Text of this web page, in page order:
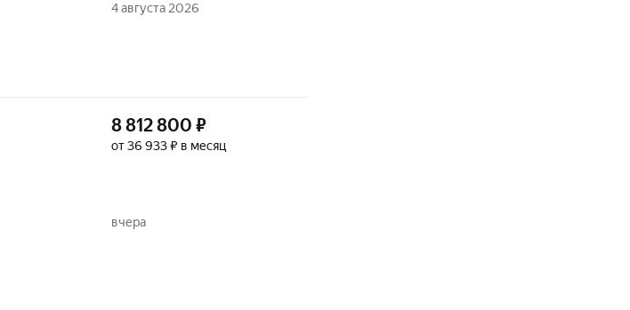
4 августа 2026
8 812 800 ₽
от 36 933 ₽ в месяц
вчера